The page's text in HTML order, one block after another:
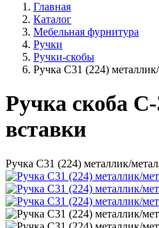
Главная
Каталог
Мебельная фурнитура
Ручки
Ручки-скобы
Ручка С31 (224)
Ручка скоба
вставки
Ручка С31 (224) металлик/